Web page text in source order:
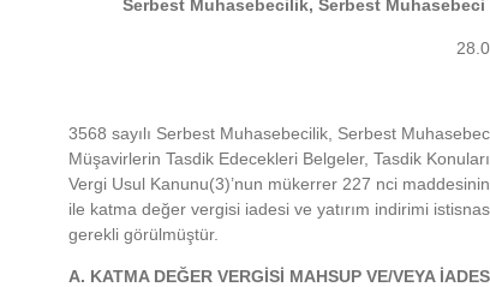
Serbest Muhasebecilik, Serbest
3568 sayılı Serbest Muhasebecilik, Serbest
Müşavirlerin Tasdik Edecekleri Belgeler, Tasdik
Vergi Usul Kanunu(3)’nun mükerrer 227 nci
ile katma değer vergisi iadesi ve yatırım indirimi
gerekli görülmüştür.
A. KATMA DEĞER VERGİSİ MAHSUP VE/VEYA